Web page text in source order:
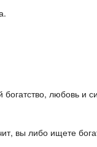
любовь
вы либо ищете